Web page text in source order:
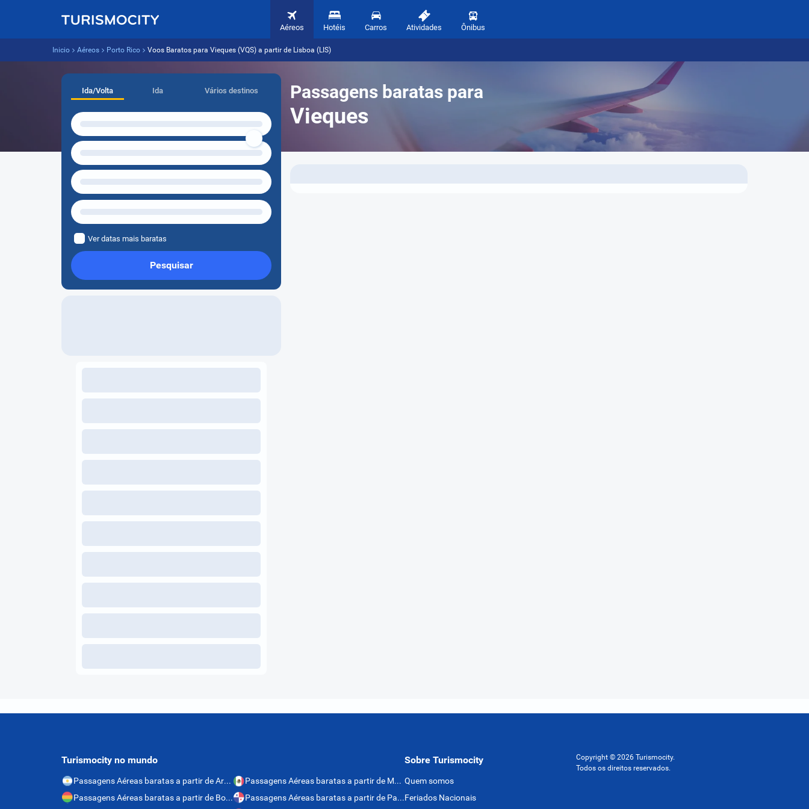
Aéreos Hotéis Carros Atividades Ônibus
Inicio Aéreos Porto Rico Voos Baratos para Vieques (VQS) a partir de Lisboa (LIS)
Passagens baratas para
Vieques
Ida/Volta Ida Vários destinos
Ver datas mais baratas
Pesquisar
Turismocity no mundo
Passagens Aéreas baratas a partir de Argentina
Passagens Aéreas baratas a partir de Bolívia
Passagens Aéreas baratas a partir de México
Passagens Aéreas baratas a partir de Panamá
Sobre Turismocity
Quem somos
Feriados Nacionais
Copyright © 2026 Turismocity.
Todos os direitos reservados.